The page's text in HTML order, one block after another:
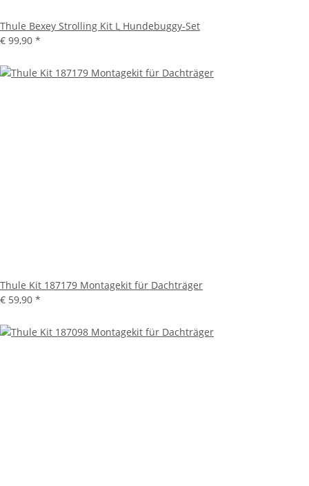
Thule Bexey Strolling Kit L Hundebuggy-Set
€ 99,90 *
Thule Kit 187179 Montagekit für Dachträger
€ 59,90 *